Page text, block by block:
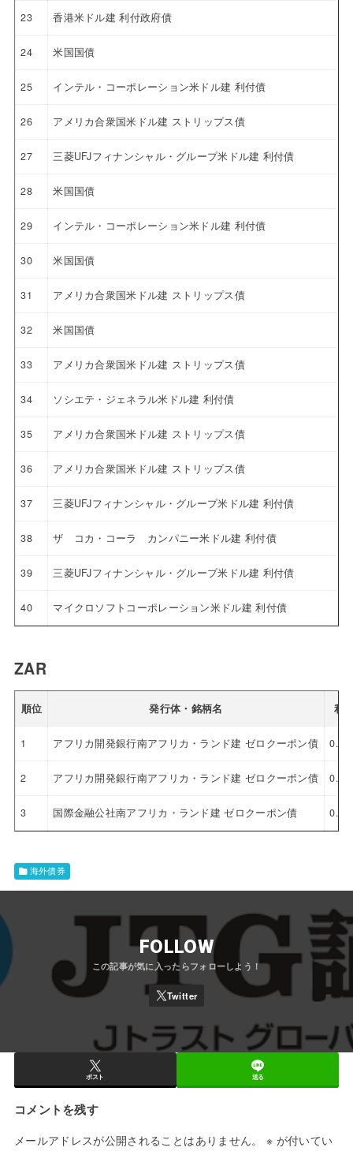
23 香港米ドル建 利付政府債
24 米国国債
25 インテル・コーポレーション米ドル建 利付債
26 アメリカ合衆国米ドル建 ストリップス債
27 三菱UFJフィナンシャル・グループ米ドル建 利付債
28 米国国債
29 インテル・コーポレーション米ドル建 利付債
30 米国国債
31 アメリカ合衆国米ドル建 ストリップス債
32 米国国債
33 アメリカ合衆国米ドル建 ストリップス債
34 ソシエテ・ジェネラル米ドル建 利付債
35 アメリカ合衆国米ドル建 ストリップス債
36 アメリカ合衆国米ドル建 ストリップス債
37 三菱UFJフィナンシャル・グループ米ドル建 利付債
38 ザ コカ・コーラ カンパニー米ドル建 利付債
39 三菱UFJフィナンシャル・グループ米ドル建 利付債
40 マイクロソフトコーポレーション米ドル建 利付債
ZAR
順位 発行体・銘柄名 利
1 アフリカ開発銀行南アフリカ・ランド建 ゼロクーポン債
2 アフリカ開発銀行南アフリカ・ランド建 ゼロクーポン債
3 国際金融公社南アフリカ・ランド建 ゼロクーポン債
海外債券
FOLLOW
ポスト 送る
コメントを残す
メールアドレスが公開されることはありません。 ※ が付いてい